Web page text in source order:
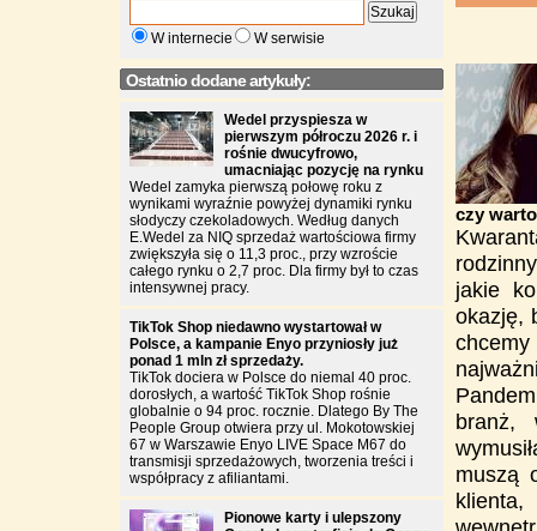
czy
jakie
okazję,
branż,
muszą
klienta,
W internecie W serwisie
Ostatnio dodane artykuły:
Wedel przyspiesza w
pierwszym półroczu 2026 r. i
rośnie dwucyfrowo,
umacniając pozycję na rynku
Wedel zamyka pierwszą połowę roku z
wynikami wyraźnie powyżej dynamiki rynku
słodyczy czekoladowych. Według danych
E.Wedel za NIQ sprzedaż wartościowa firmy
zwiększyła się o 11,3 proc., przy wzroście
całego rynku o 2,7 proc. Dla firmy był to czas
intensywnej pracy.
TikTok Shop niedawno wystartował w
Polsce, a kampanie Enyo przyniosły już
ponad 1 mln zł sprzedaży.
TikTok dociera w Polsce do niemal 40 proc.
dorosłych, a wartość TikTok Shop rośnie
globalnie o 94 proc. rocznie. Dlatego By The
People Group otwiera przy ul. Mokotowskiej
67 w Warszawie Enyo LIVE Space M67 do
transmisji sprzedażowych, tworzenia treści i
współpracy z afiliantami.
Pionowe karty i ulepszony